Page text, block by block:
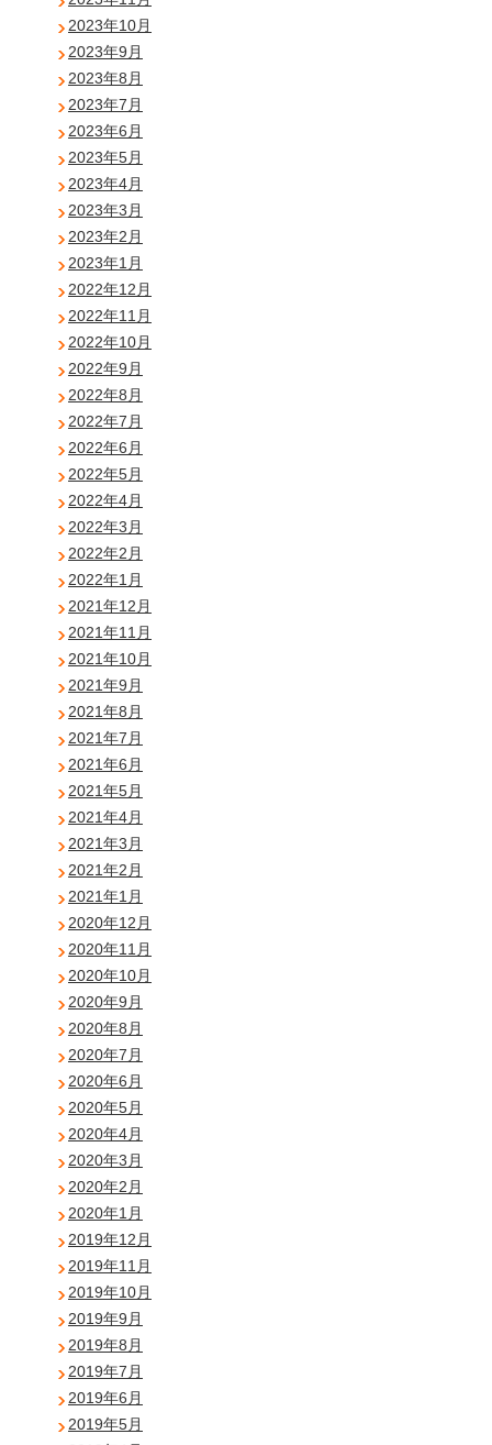
2023年10月
2023年9月
2023年8月
2023年7月
2023年6月
2023年5月
2023年4月
2023年3月
2023年2月
2023年1月
2022年12月
2022年11月
2022年10月
2022年9月
2022年8月
2022年7月
2022年6月
2022年5月
2022年4月
2022年3月
2022年2月
2022年1月
2021年12月
2021年11月
2021年10月
2021年9月
2021年8月
2021年7月
2021年6月
2021年5月
2021年4月
2021年3月
2021年2月
2021年1月
2020年12月
2020年11月
2020年10月
2020年9月
2020年8月
2020年7月
2020年6月
2020年5月
2020年4月
2020年3月
2020年2月
2020年1月
2019年12月
2019年11月
2019年10月
2019年9月
2019年8月
2019年7月
2019年6月
2019年5月